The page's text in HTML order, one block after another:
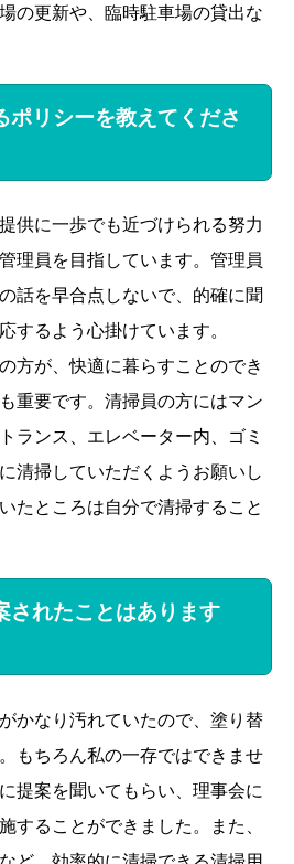
の更新や、臨時駐車場の貸出な
ポリシーを教えてくださ
供に一歩でも近づけられる努力
理員を目指しています。管理員
話を早合点しないで、的確に聞
するよう心掛けています。
方が、快適に暮らすことのでき
重要です。清掃員の方にはマン
ランス、エレベーター内、ゴミ
清掃していただくようお願いし
たところは自分で清掃すること
されたことはあります
かなり汚れていたので、塗り替
もちろん私の一存ではできませ
提案を聞いてもらい、理事会に
することができました。また、